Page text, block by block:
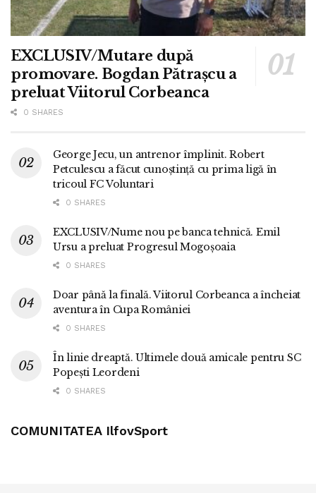
EXCLUSIV/Mutare după
promovare. Bogdan Pătrașcu a
preluat Viitorul Corbeanca
0 SHARES
George Jecu, un antrenor împlinit. Robert
Petculescu a făcut cunoștință cu prima ligă în
tricoul FC Voluntari
0 SHARES
EXCLUSIV/Nume nou pe banca tehnică. Emil
Ursu a preluat Progresul Mogoșoaia
0 SHARES
Doar până la finală. Viitorul Corbeanca a încheiat
aventura în Cupa României
0 SHARES
În linie dreaptă. Ultimele două amicale pentru SC
Popești Leordeni
0 SHARES
COMUNITATEA IlfovSport